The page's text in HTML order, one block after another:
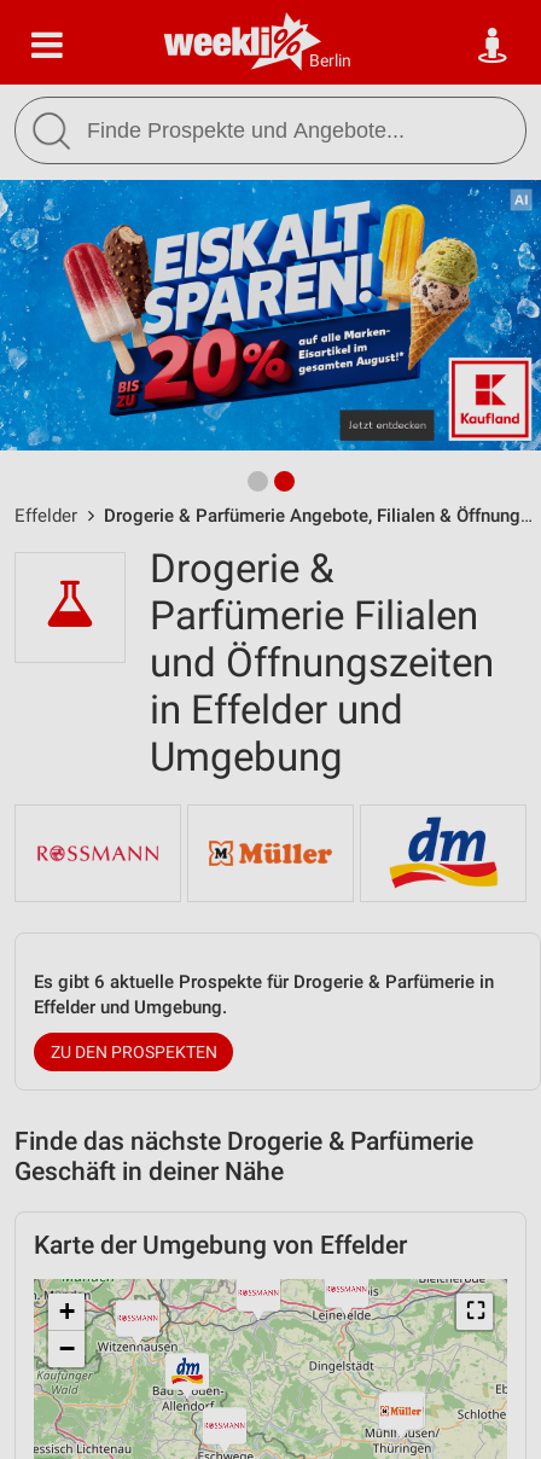
Berlin
Effelder Drogerie & Parfümerie Angebote, Filialen & Öffnungszeiten
Drogerie &
Parfümerie Filialen
und Öffnungszeiten
in Effelder und
Umgebung
Es gibt 6 aktuelle Prospekte für Drogerie & Parfümerie in
Effelder und Umgebung.
ZU DEN PROSPEKTEN
Finde das nächste Drogerie & Parfümerie
Geschäft in deiner Nähe
Karte der Umgebung von Effelder
⛶
+
−